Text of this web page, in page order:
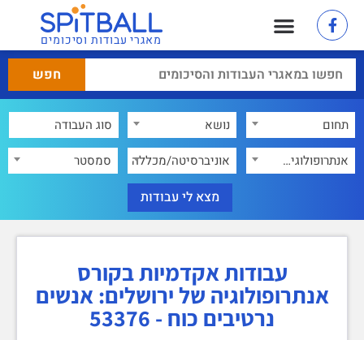
מאגרי עבודות וסיכומים
תחום
נושא
אנתרופולוגיה של ירושלים: אנשים נרטיבים כוח - 53376 אוניברסיטה/מכללה סמסטר
עבודות אקדמיות בקורס
אנתרופולוגיה של ירושלים: אנשים
נרטיבים כוח - 53376